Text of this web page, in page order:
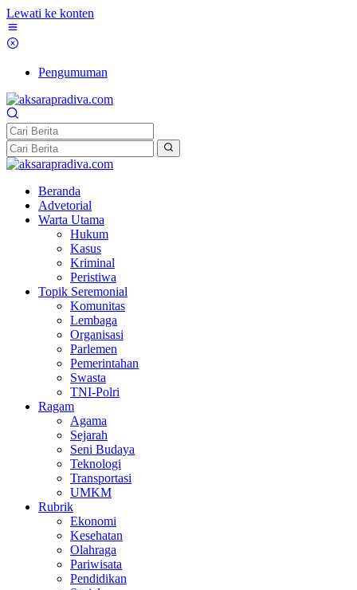
Lewati ke konten
Pengumuman
Beranda
Advetorial
Warta Utama
Hukum
Kasus
Kriminal
Peristiwa
Topik Seremonial
Komunitas
Lembaga
Organisasi
Parlemen
Pemerintahan
Swasta
TNI-Polri
Ragam
Agama
Sejarah
Seni Budaya
Teknologi
Transportasi
UMKM
Rubrik
Ekonomi
Kesehatan
Olahraga
Pariwisata
Pendidikan